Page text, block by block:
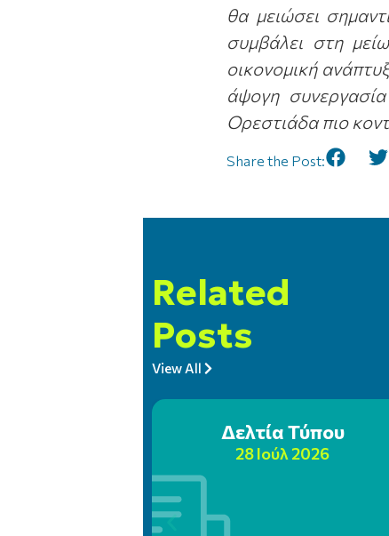
θα μειώσει
συμβάλει στη
οικονομική
άψογη
Ορεστιάδα πιο
Share the Post:
Related
Posts
View All
Δελτία Τύπου
28 Ιούλ 2026